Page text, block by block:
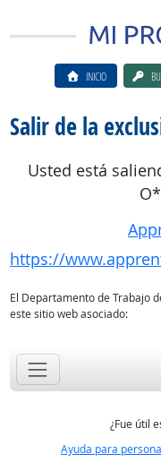
INICIO
Salir de la
Usted está
https://
El Departamento de Trabajo
este sitio web asociado:
¿Fue útil
Ayuda para